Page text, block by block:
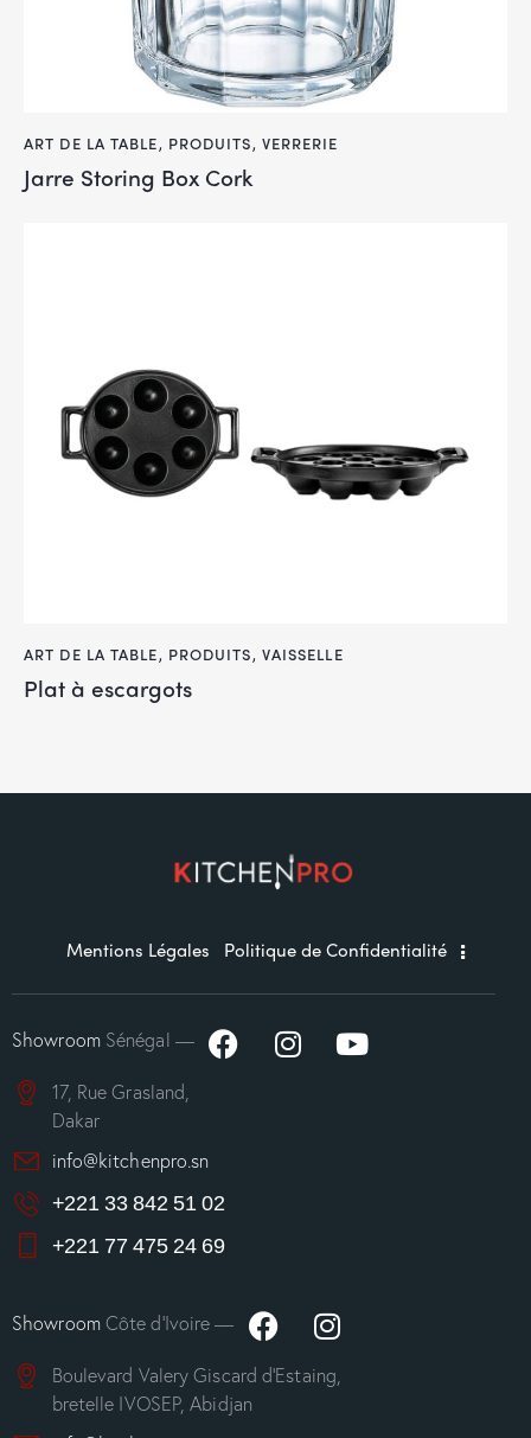
ART DE LA TABLE, PRODUITS, VERRERIE
Jarre Storing Box Cork
ART DE LA TABLE, PRODUITS, VAISSELLE
Plat à escargots
Mentions Légales Politique de Confidentialité
ShowroomSénégal —
17, Rue Grasland,
Dakar
info@kitchenpro.sn
+221 33 842 51 02
+221 77 475 24 69
ShowroomCôte d’Ivoire —
Boulevard Valery Giscard d’Estaing,
bretelle IVOSEP, Abidjan